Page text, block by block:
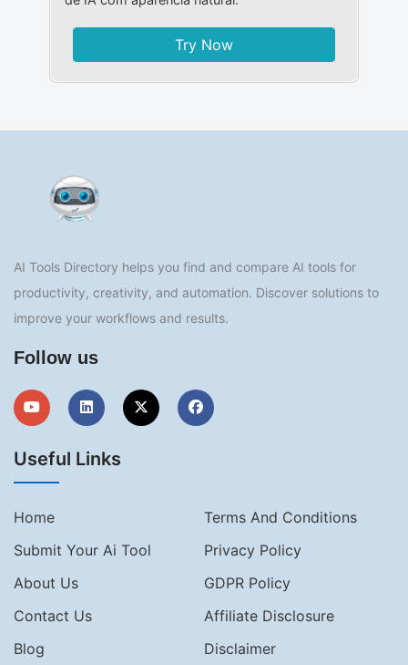
Try Now
AI Tools Directory helps you find and compare AI tools for
productivity, creativity, and automation. Discover solutions to
improve your workflows and results.
Follow us
Useful Links
Home
Terms And Conditions
Submit Your Ai Tool
Privacy Policy
About Us
GDPR Policy
Contact Us
Affiliate Disclosure
Blog
Disclaimer